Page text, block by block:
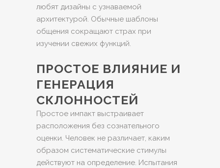
любят дизайны с узнаваемой
архитектурой. Обычные шаблоны
общения сокращают страх при
изучении свежих функций.
ПРОСТОЕ ВЛИЯНИЕ И
ГЕНЕРАЦИЯ
СКЛОННОСТЕЙ
Простое импакт выстраивает
расположения без сознательного
оценки. Человек не различает, каким
образом систематические стимулы
действуют на определение. Испытания